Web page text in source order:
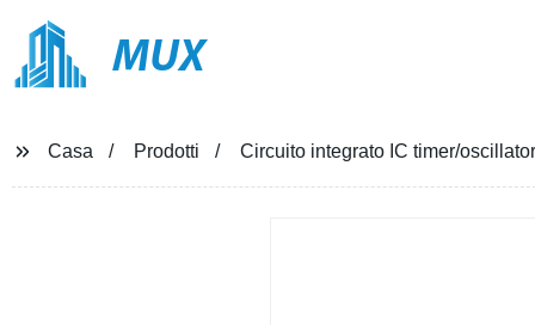
MUX
Casa Prodotti Circuito integrato IC timer/